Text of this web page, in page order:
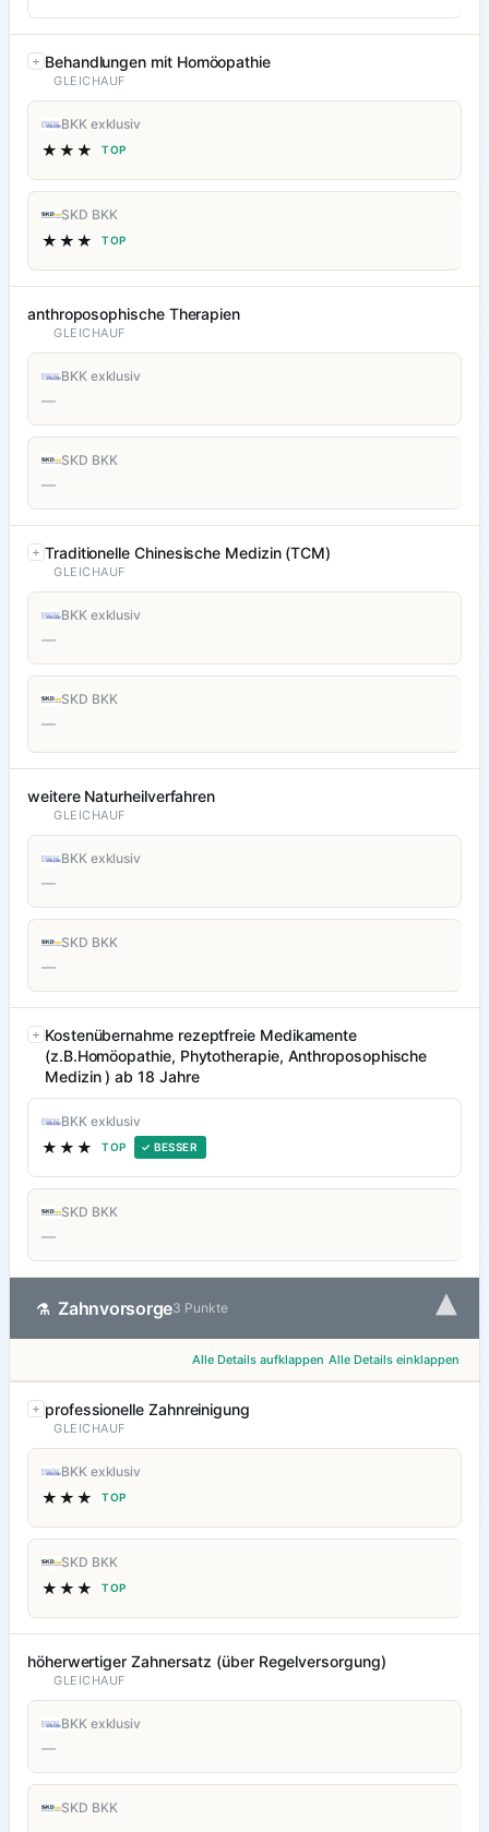
Behandlungen mit Homöopathie
GLEICHAUF
BKK exklusiv
★★★ TOP
SKD BKK
★★★ TOP
anthroposophische Therapien
GLEICHAUF
BKK exklusiv
—
SKD BKK
—
Traditionelle Chinesische Medizin (TCM)
GLEICHAUF
BKK exklusiv
—
SKD BKK
—
weitere Naturheilverfahren
GLEICHAUF
BKK exklusiv
—
SKD BKK
—
Kostenübernahme rezeptfreie Medikamente
(z.B.Homöopathie, Phytotherapie, Anthroposophische
Medizin ) ab 18 Jahre
BKK exklusiv
★★★ TOP ✓ BESSER
SKD BKK
—
⚗ Zahnvorsorge3 Punkte ▾
Alle Details aufklappen Alle Details einklappen
professionelle Zahnreinigung
GLEICHAUF
BKK exklusiv
★★★ TOP
SKD BKK
★★★ TOP
höherwertiger Zahnersatz (über Regelversorgung)
GLEICHAUF
BKK exklusiv
—
SKD BKK